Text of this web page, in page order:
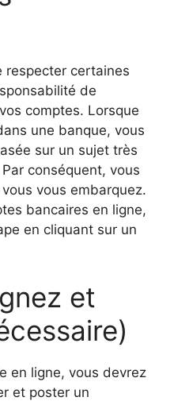
respecter certaines
de
comptes. Lorsque
une banque, vous
sur un sujet très
conséquent, vous
vous embarquez.
bancaires en ligne,
en cliquant sur un
et
en ligne, vous devrez
et poster un